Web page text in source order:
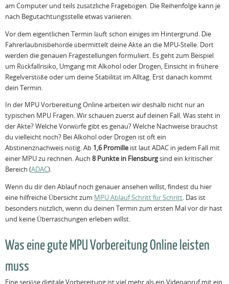
am Computer und teils zusätzliche Fragebögen. Die Reihenfolge kann je
nach Begutachtungsstelle etwas variieren.
Vor dem eigentlichen Termin läuft schon einiges im Hintergrund. Die
Fahrerlaubnisbehörde übermittelt deine Akte an die MPU-Stelle. Dort
werden die genauen Fragestellungen formuliert. Es geht zum Beispiel
um Rückfallrisiko, Umgang mit Alkohol oder Drogen, Einsicht in frühere
Regelverstöße oder um deine Stabilität im Alltag. Erst danach kommt
dein Termin.
In der MPU Vorbereitung Online arbeiten wir deshalb nicht nur an
typischen MPU Fragen. Wir schauen zuerst auf deinen Fall. Was steht in
der Akte? Welche Vorwürfe gibt es genau? Welche Nachweise brauchst
du vielleicht noch? Bei Alkohol oder Drogen ist oft ein
Abstinenznachweis nötig. Ab 1,6 Promille ist laut ADAC in jedem Fall mit
einer MPU zu rechnen. Auch 8 Punkte in Flensburgsind ein kritischer
Bereich (ADAC).
Wenn du dir den Ablauf noch genauer ansehen willst, findest du hier
eine hilfreiche Übersicht zum MPU Ablauf Schritt für Schritt. Das ist
besonders nützlich, wenn du deinen Termin zum ersten Mal vor dir hast
und keine Überraschungen erleben willst.
Was eine gute MPU Vorbereitung Online leisten
muss
Eine seriöse digitale Vorbereitung ist viel mehr als ein Videoanruf mit ein